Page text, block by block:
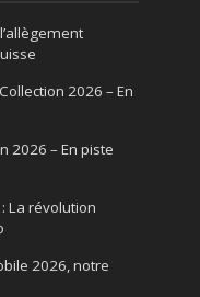
2026 – En
2026 – En piste
La révolution
2026, notre